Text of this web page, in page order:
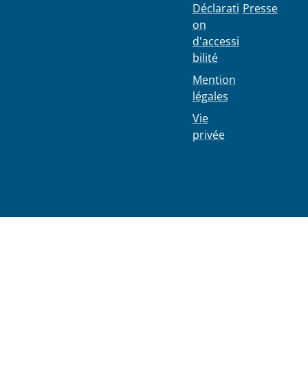
Déclarati
on
d'accessi
bilité
Mention
légales
Vie
privée
Presse